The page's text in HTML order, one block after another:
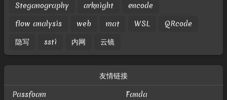
Steganography
arknight
encode
flow analysis
web mat WSL
QRcode
隐写
ssti 内网 云镜
友情链接
Passfoam
Fanda